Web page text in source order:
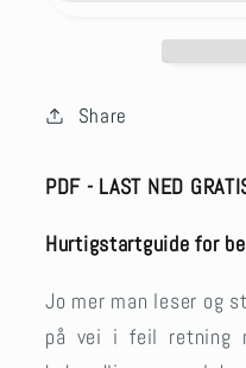
Share
PDF - LAST NED
Hurtigstartguide for
Jo mer man leser og
på vei i feil retning